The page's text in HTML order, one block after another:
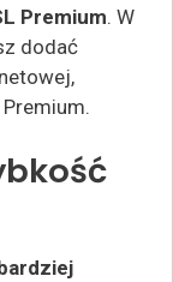
Premium. W
dodać